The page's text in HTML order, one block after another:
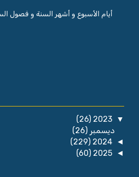
أيام الأسبوع و أشهر السنة و فصول
▼
2023
(26)
ديسمبر(26)
◄
2024
(229)
◄
2025
(60)